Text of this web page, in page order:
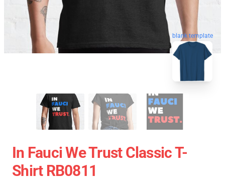
blank template
In Fauci We Trust Classic T-
Shirt RB0811